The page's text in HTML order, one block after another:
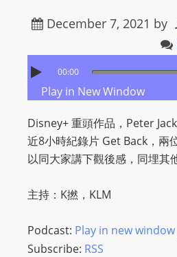
December 7, 2021 by
00:00
Play in New Window
Disney+ 重頭作品，Peter
近8小時紀錄片 Get Back，兩
以同大家講下觀後感，同埋其
主持：K撚，KLM
Podcast: Play in new window
Subscribe: RSS